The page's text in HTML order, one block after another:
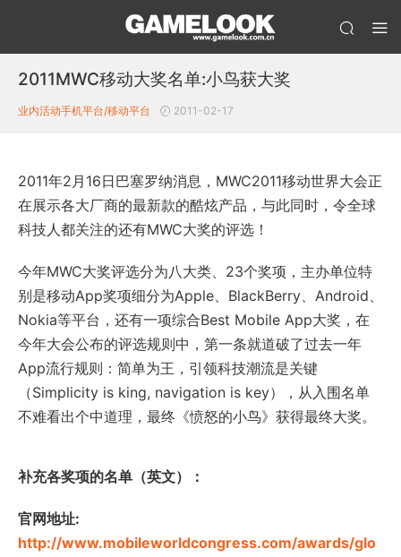
2011MWC移动大奖名单:小鸟获大奖
业内活动手机平台/移动平台 2011-02-17
2011年2月16日巴塞罗纳消息，MWC2011移动世界大会正
在展示各大厂商的最新款的酷炫产品，与此同时，令全球
科技人都关注的还有MWC大奖的评选！
今年MWC大奖评选分为八大类、23个奖项，主办单位特
别是移动App奖项细分为Apple、BlackBerry、Android、
Nokia等平台，还有一项综合Best Mobile App大奖，在
今年大会公布的评选规则中，第一条就道破了过去一年
App流行规则：简单为王，引领科技潮流是关键
（Simplicity is king, navigation is key），从入围名单
不难看出个中道理，最终《愤怒的小鸟》获得最终大奖。
补充各奖项的名单（英文）：
官网地址:
http://www.mobileworldcongress.com/awards/glo